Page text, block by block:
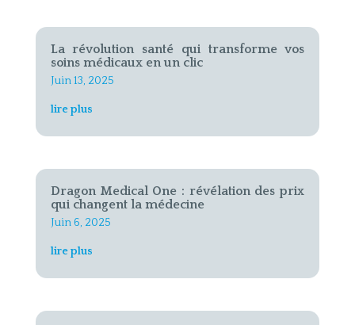
La révolution santé qui transforme vos
soins médicaux en un clic
Juin 13, 2025
lire plus
Dragon Medical One : révélation des prix
qui changent la médecine
Juin 6, 2025
lire plus